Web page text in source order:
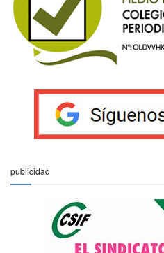
publicidad